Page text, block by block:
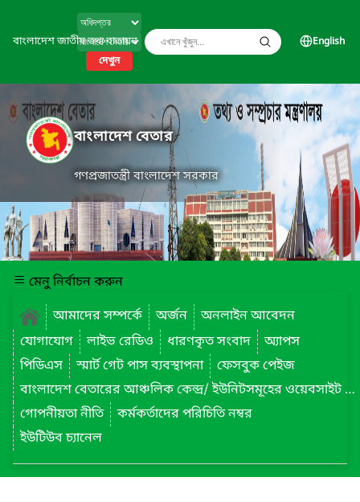
বাংলাদেশ জাতীয় তথ্য বাতায়ন
দেখুন
English
বাংলাদেশ বেতার
গণপ্রজাতন্ত্রী বাংলাদেশ সরকার
মেনু নির্বাচন করুন
আমাদের সম্পর্কে
অর্জন
অনলাইন আবেদন
যোগাযোগ
লাইভ রেডিও ধারণকৃত সংবাদ
অ্যাপস
পিডিএস
স্মার্ট গেট পাস ব্যবস্থাপনা
ফেসবুক পেইজ
বাংলাদেশ বেতারের আঞ্চলিক কেন্দ্র/ ইউনিটসমূহের ওয়েবসাইট লিংক
গোপনীয়তা নীতি
কর্মকর্তাদের পরিচিতি নম্বর
ইউটিউব চ্যানেল